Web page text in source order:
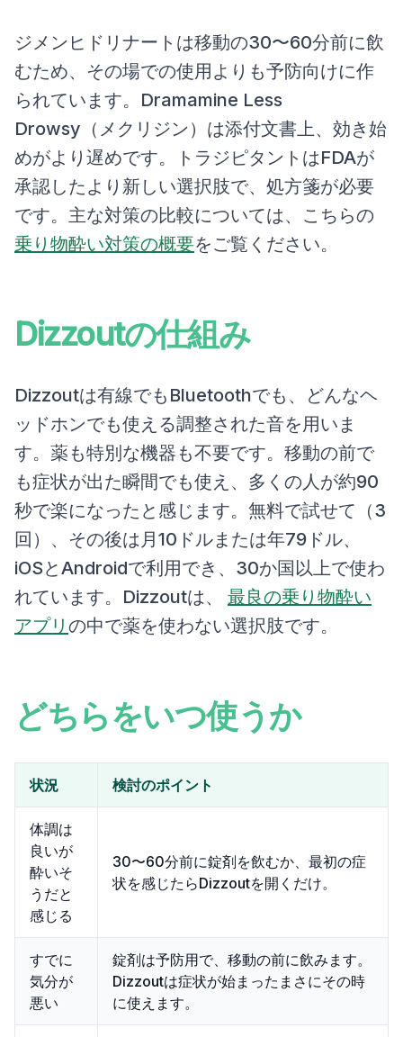
ジメンヒドリナートは移動の30〜60分前に飲
むため、その場での使用よりも予防向けに作
られています。Dramamine Less
Drowsy（メクリジン）は添付文書上、効き始
めがより遅めです。トラジピタントはFDAが
承認したより新しい選択肢で、処方箋が必要
です。主な対策の比較については、こちらの
乗り物酔い対策の概要をご覧ください。
Dizzoutの仕組み
Dizzoutは有線でもBluetoothでも、どんなヘ
ッドホンでも使える調整された音を用いま
す。薬も特別な機器も不要です。移動の前で
も症状が出た瞬間でも使え、多くの人が約90
秒で楽になったと感じます。無料で試せて（3
回）、その後は月10ドルまたは年79ドル、
iOSとAndroidで利用でき、30か国以上で使わ
れています。Dizzoutは、
最良の乗り物酔い
アプリ の中で薬を使わない選択肢です。
どちらをいつ使うか
状況 検討のポイント
体調は
良いが
酔いそ
うだと
感じる
30〜60分前に錠剤を飲むか、最初の症
状を感じたらDizzoutを開くだけ。
すでに
気分が
悪い
錠剤は予防用で、移動の前に飲みます。
Dizzoutは症状が始まったまさにその時
に使えます。